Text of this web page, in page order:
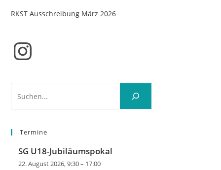
RKST Ausschreibung März 2026
Instagram
Termine
SG U18-Jubiläumspokal
22. August 2026, 9:30– 17:00